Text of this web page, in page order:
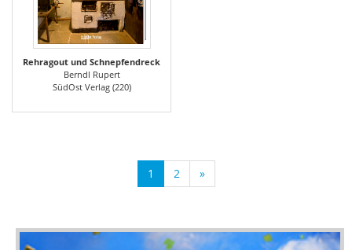
Rehragout und Schnepfendreck
Berndl Rupert
SüdOst Verlag (220)
1 2 »